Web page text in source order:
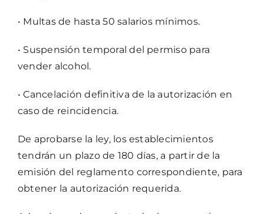
• Multas de hasta 50 salarios mínimos.
• Suspensión temporal del permiso para
vender alcohol.
• Cancelación definitiva de la autorización en
caso de reincidencia.
De aprobarse la ley, los establecimientos
tendrán un plazo de 180 días, a partir de la
emisión del reglamento correspondiente, para
obtener la autorización requerida.